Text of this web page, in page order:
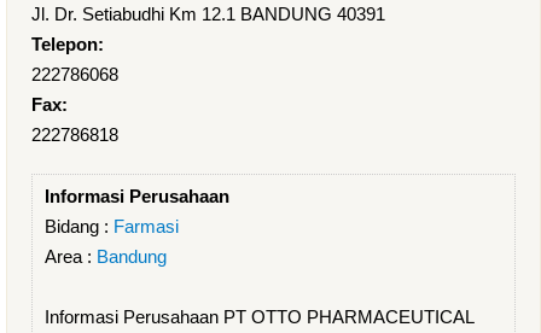
Jl. Dr. Setiabudhi Km 12.1 BANDUNG 40391
Telepon:
222786068
Fax:
222786818
Informasi Perusahaan
Bidang : Farmasi
Area : Bandung
Informasi Perusahaan PT OTTO PHARMACEUTICAL